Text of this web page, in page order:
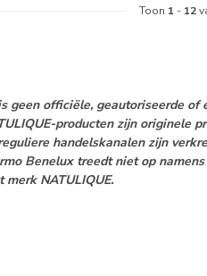
Toon 1 - 12
geen officiële, geautoriseerde of
producten zijn originele
handelskanalen zijn
Benelux treedt niet op
NATULIQUE.